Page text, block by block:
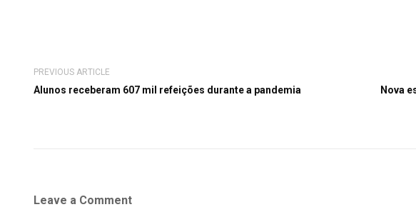
PREVIOUS ARTICLE
Alunos receberam 607 mil refeições durante a pandemia
Nova
Leave a Comment